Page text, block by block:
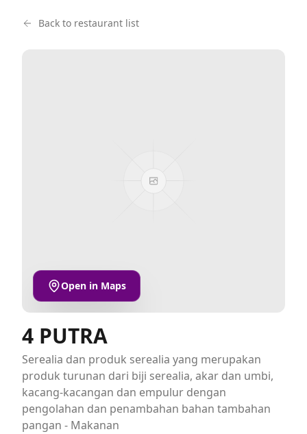
Back to restaurant list
Open in Maps
4 PUTRA
Serealia dan produk serealia yang merupakan
produk turunan dari biji serealia, akar dan umbi,
kacang-kacangan dan empulur dengan
pengolahan dan penambahan bahan tambahan
pangan - Makanan